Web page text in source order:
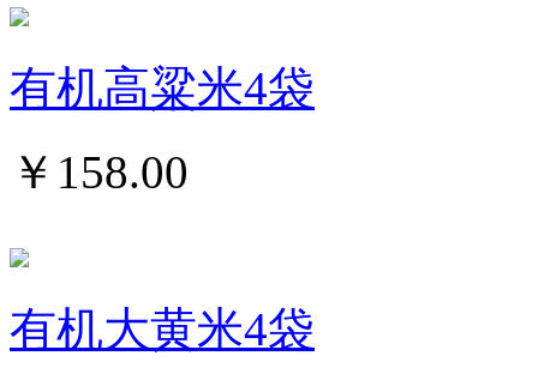
有机高粱米4袋
￥ 158.00
有机大黄米4袋